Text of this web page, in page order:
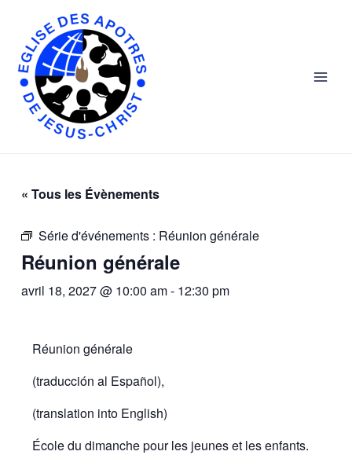
content
« Tous les Évènements
Série d'événements : Réunion générale
Réunion générale
avril 18, 2027 @ 10:00 am- 12:30 pm
Réunion générale
(traducción al Español),
(translation into English)
École du dimanche pour les jeunes et les enfants.